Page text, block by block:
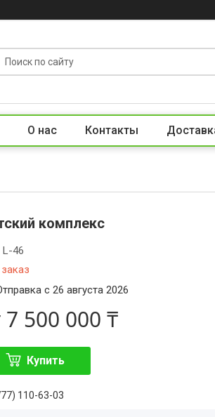
О нас Контакты
комплекс
L-46
с 26 августа 2026
7 500 000 ₸
Купить
110-63-03